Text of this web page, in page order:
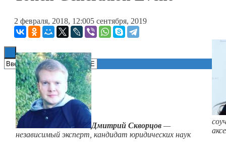
Книги
2 февраля, 2018, 12:005 сентября, 2019
Дмитрий Скворцов —
независимый эксперт, кандидат юридических наук